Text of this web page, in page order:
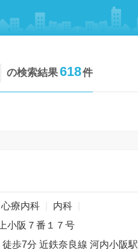
の検索結果618件
心療内科 内科
小阪７番１７号